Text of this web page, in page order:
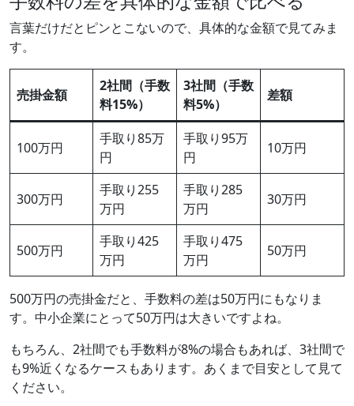
言葉だけだとピンとこないので、具体的な金額で見てみま
す。
売掛金額
2社間（手数
料15%）
3社間（手数
料5%）
差額
100万円
手取り85万
円
手取り95万
円
10万円
300万円
手取り255
万円
手取り285
万円
30万円
500万円
手取り425
万円
手取り475
万円
50万円
500万円の売掛金だと、手数料の差は50万円にもなりま
す。中小企業にとって50万円は大きいですよね。
もちろん、2社間でも手数料が8%の場合もあれば、3社間で
も9%近くなるケースもあります。あくまで目安として見て
ください。